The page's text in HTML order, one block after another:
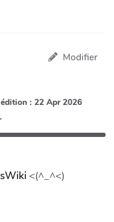
Modifier
: 22 Apr 2026
<(^_^<)